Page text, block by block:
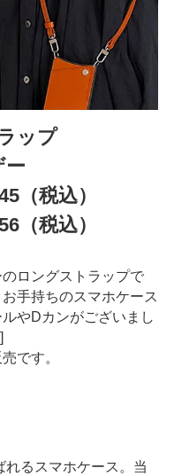
ップ
ー
（税込）
（税込）
ロングストラップで
手持ちのスマホケース
やDカンがございまし
です。
るスマホケース。当